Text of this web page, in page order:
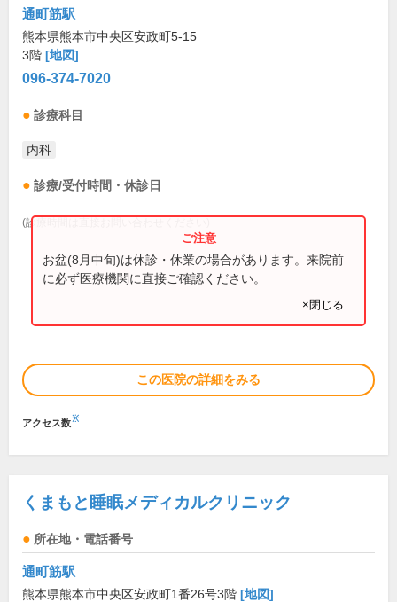
通町筋駅
熊本県熊本市中央区安政町5-15
3階 [地図]
096-374-7020
診療科目
内科
診療/受付時間・休診日
(診療時間は直接お問い合わせください)
お盆(8月中旬)は休診・休業の場合があります。来院前
に必ず医療機関に直接ご確認ください。
×閉じる
この医院の詳細をみる
アクセス数※
くまもと睡眠メディカルクリニック
所在地・電話番号
通町筋駅
熊本県熊本市中央区安政町1番26号3階 [地図]